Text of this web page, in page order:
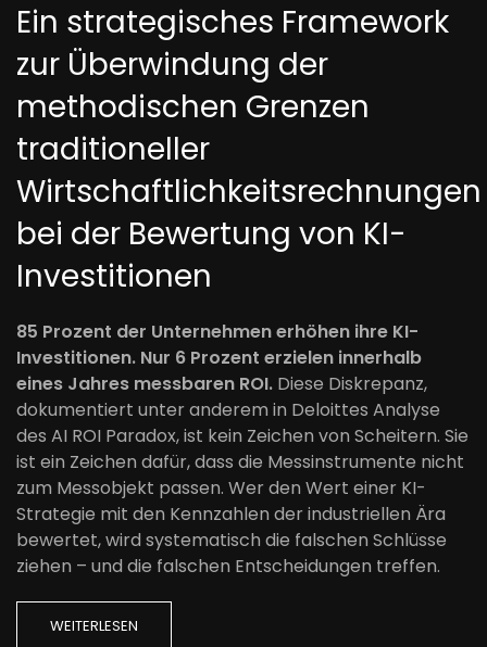
Ein strategisches Framework
zur Überwindung der
methodischen Grenzen
traditioneller
Wirtschaftlichkeitsrechnungen
bei der Bewertung von KI-
Investitionen
85 Prozent der Unternehmen erhöhen ihre KI-
Investitionen. Nur 6 Prozent erzielen innerhalb
eines Jahres messbaren ROI. Diese Diskrepanz,
dokumentiert unter anderem in Deloittes Analyse
des AI ROI Paradox, ist kein Zeichen von Scheitern. Sie
ist ein Zeichen dafür, dass die Messinstrumente nicht
zum Messobjekt passen. Wer den Wert einer KI-
Strategie mit den Kennzahlen der industriellen Ära
bewertet, wird systematisch die falschen Schlüsse
ziehen – und die falschen Entscheidungen treffen.
WEITERLESEN